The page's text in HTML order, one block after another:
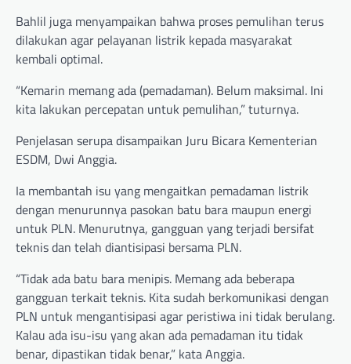
Bahlil juga menyampaikan bahwa proses pemulihan terus
dilakukan agar pelayanan listrik kepada masyarakat
kembali optimal.
“Kemarin memang ada (pemadaman). Belum maksimal. Ini
kita lakukan percepatan untuk pemulihan,” tuturnya.
Penjelasan serupa disampaikan Juru Bicara Kementerian
ESDM, Dwi Anggia.
Ia membantah isu yang mengaitkan pemadaman listrik
dengan menurunnya pasokan batu bara maupun energi
untuk PLN. Menurutnya, gangguan yang terjadi bersifat
teknis dan telah diantisipasi bersama PLN.
“Tidak ada batu bara menipis. Memang ada beberapa
gangguan terkait teknis. Kita sudah berkomunikasi dengan
PLN untuk mengantisipasi agar peristiwa ini tidak berulang.
Kalau ada isu-isu yang akan ada pemadaman itu tidak
benar, dipastikan tidak benar,” kata Anggia.